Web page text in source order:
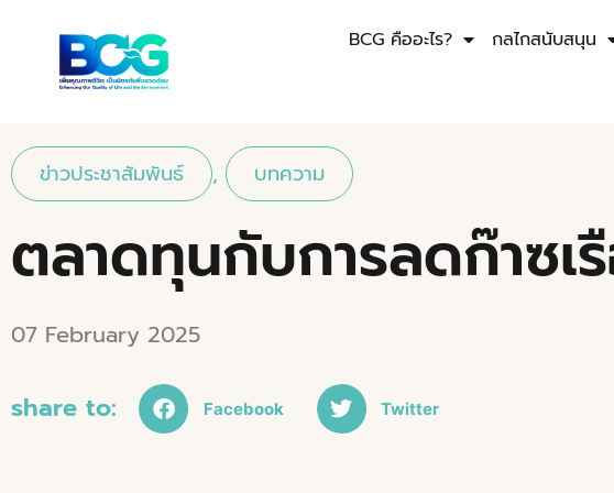
BCG คืออะไร? กลไกสนับสนุน
ข่าวประชาสัมพันธ์ , บทความ
ตลาดทุนกับการลดก๊าซเ
07 February 2025
share to: Facebook Twitter